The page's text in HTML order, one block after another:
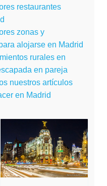
restaurantes
zonas y
alojarse en Madrid
rurales en
en pareja
nuestros artículos
en Madrid